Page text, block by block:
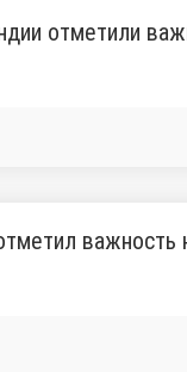
отметили